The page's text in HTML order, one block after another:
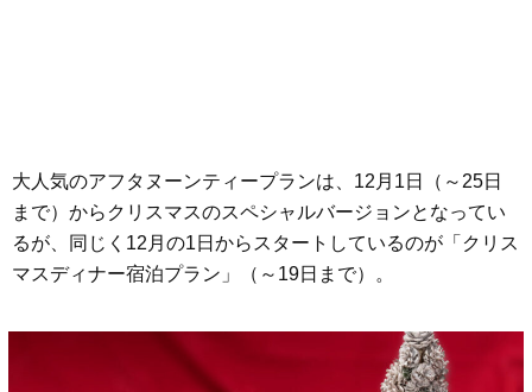
大人気のアフタヌーンティープランは、12月1日（～25日
まで）からクリスマスのスペシャルバージョンとなってい
るが、同じく12月の1日からスタートしているのが「クリス
マスディナー宿泊プラン」（～19日まで）。